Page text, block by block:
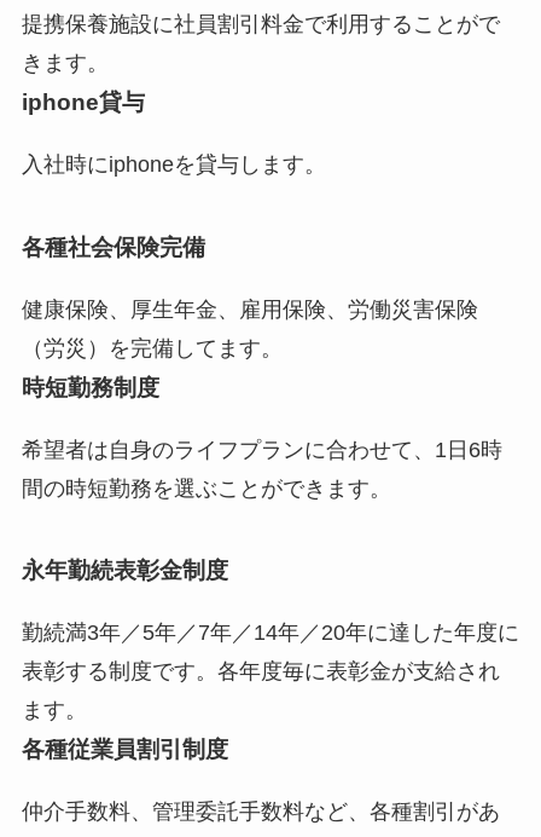
提携保養施設に社員割引料金で利用することがで
きます。
iphone貸与
入社時にiphoneを貸与します。
各種社会保険完備
健康保険、厚生年金、雇用保険、労働災害保険
（労災）を完備してます。
時短勤務制度
希望者は自身のライフプランに合わせて、1日6時
間の時短勤務を選ぶことができます。
永年勤続表彰金制度
勤続満3年／5年／7年／14年／20年に達した年度に
表彰する制度です。各年度毎に表彰金が支給され
ます。
各種従業員割引制度
仲介手数料、管理委託手数料など、各種割引があ